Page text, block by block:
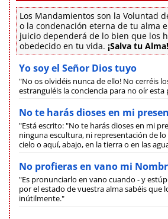
Los Mandamientos son la Voluntad
o la condenación eterna de tu alma
juicio dependerá de lo bien que los
obedecido en tu vida. ¡Salva tu Alma!
Yo soy el Señor Dios tuyo
"No os olvidéis nunca de ello! No cerréis
estranguléis la conciencia para no oír esta
No te harás dioses en mi
"Está escrito: "No te harás dioses en mi
ninguna escultura, ni representación de
cielo o aquí, abajo, en la tierra o en las
No profieras en vano mi
"Es pronunciarlo en vano cuando - y
por el estado de vuestra alma sabéis que
inútilmente."